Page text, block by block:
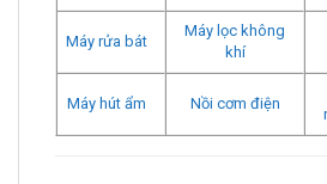
Máy rửa bát
Máy lọc không
khí
Máy hút ẩm Nồi cơm điện